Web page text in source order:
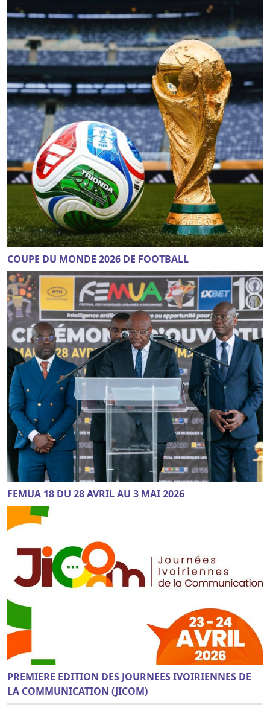
COUPE DU MONDE 2026 DE FOOTBALL
FEMUA 18 DU 28 AVRIL AU 3 MAI 2026
PREMIERE EDITION DES JOURNEES IVOIRIENNES DE
LA COMMUNICATION (JICOM)